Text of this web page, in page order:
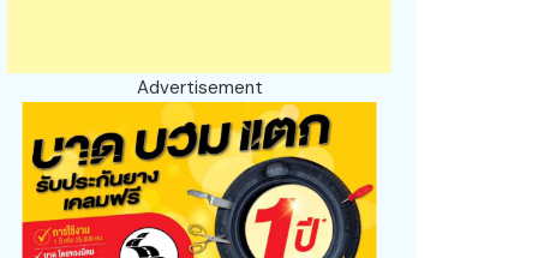
Advertisement